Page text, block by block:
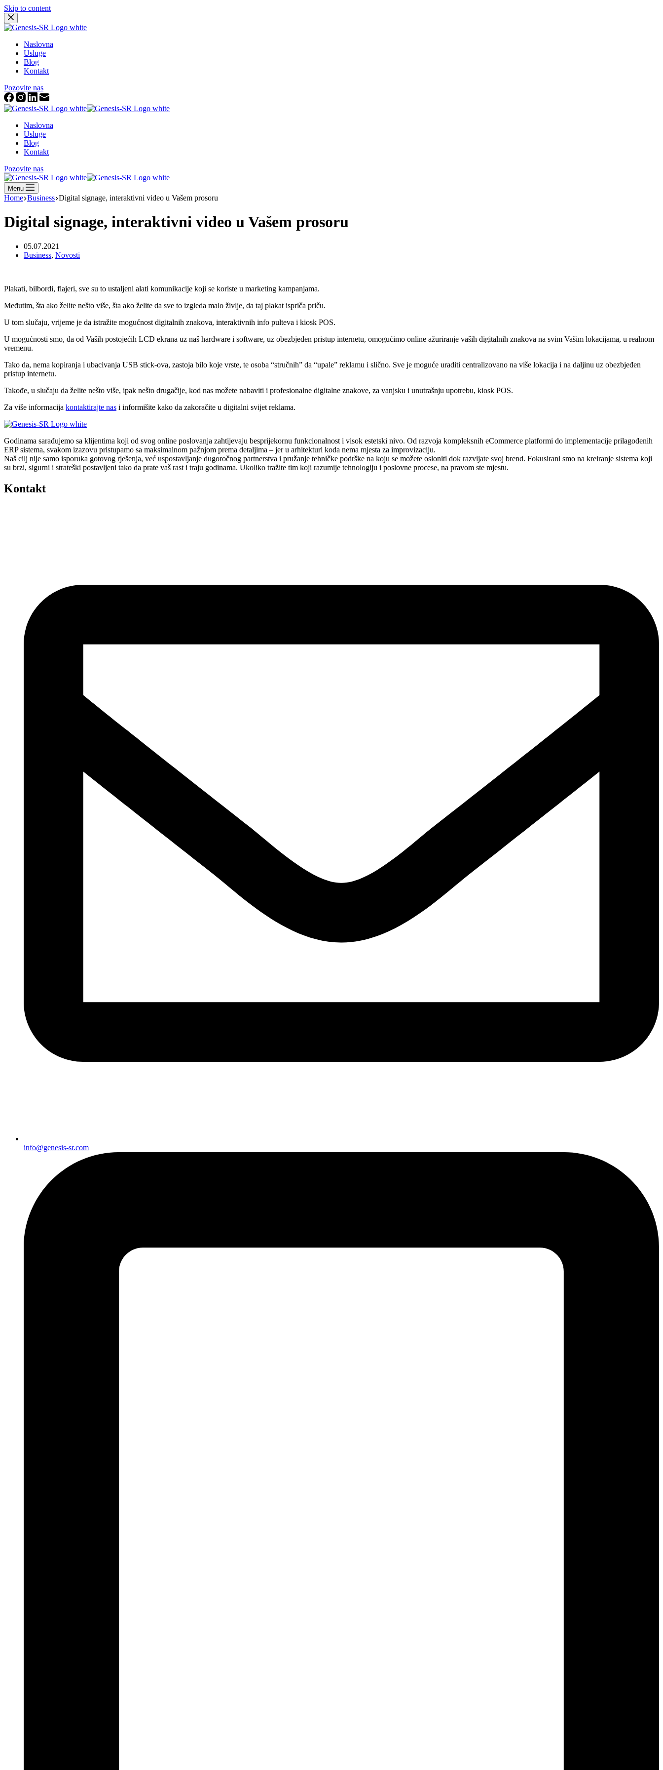
Skip to content
Naslovna
Usluge
Blog
Kontakt
Pozovite nas
Naslovna
Usluge
Blog
Kontakt
Pozovite nas
Menu
Home Business Digital signage, interaktivni video u Vašem prosoru
Digital signage, interaktivni video u Vašem prosoru
05.07.2021
Business, Novosti
Plakati, bilbordi, flajeri, sve su to ustaljeni alati komunikacije koji se koriste u marketing kampanjama.
Međutim, šta ako želite nešto više, šta ako želite da sve to izgleda malo življe, da taj plakat ispriča priču.
U tom slučaju, vrijeme je da istražite mogućnost digitalnih znakova, interaktivnih info pulteva i kiosk POS.
U mogućnosti smo, da od Vaših postojećih LCD ekrana uz naš hardware i software, uz obezbjeđen pristup internetu, omogućimo online ažuriranje vaših digitalnih znakova na svim Vašim lokacijama, u realnom
vremenu.
Tako da, nema kopiranja i ubacivanja USB stick-ova, zastoja bilo koje vrste, te osoba “stručnih” da “upale” reklamu i slično. Sve je moguće uraditi centralizovano na više lokacija i na daljinu uz obezbjeđen
pristup internetu.
Takođe, u slučaju da želite nešto više, ipak nešto drugačije, kod nas možete nabaviti i profesionalne digitalne znakove, za vanjsku i unutrašnju upotrebu, kiosk POS.
Za više informacija kontaktirajte nas i informišite kako da zakoračite u digitalni svijet reklama.
Godinama sarađujemo sa klijentima koji od svog online poslovanja zahtijevaju besprijekornu funkcionalnost i visok estetski nivo. Od razvoja kompleksnih eCommerce platformi do implementacije prilagođenih
ERP sistema, svakom izazovu pristupamo sa maksimalnom pažnjom prema detaljima – jer u arhitekturi koda nema mjesta za improvizaciju.
Naš cilj nije samo isporuka gotovog rješenja, već uspostavljanje dugoročnog partnerstva i pružanje tehničke podrške na koju se možete osloniti dok razvijate svoj brend. Fokusirani smo na kreiranje sistema koji
su brzi, sigurni i strateški postavljeni tako da prate vaš rast i traju godinama. Ukoliko tražite tim koji razumije tehnologiju i poslovne procese, na pravom ste mjestu.
Kontakt
info@genesis-sr.com